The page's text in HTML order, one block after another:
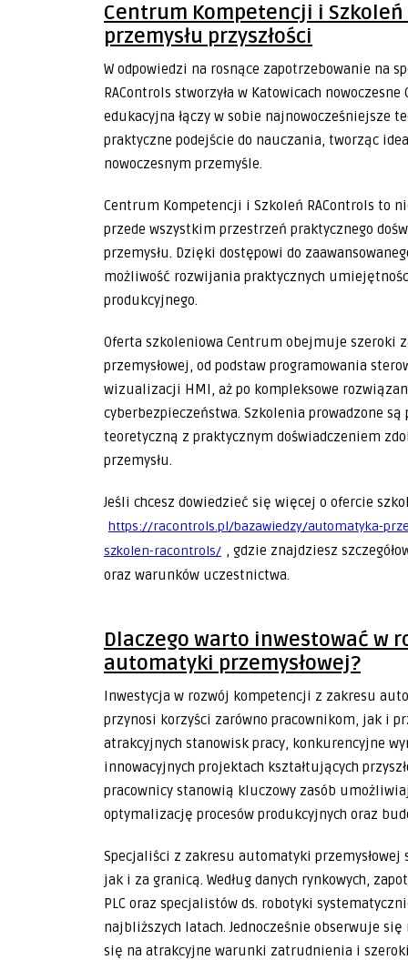
Centrum Kompetencji i
przemysłu przyszłości
W odpowiedzi na rosnące zapotrzebowanie na
RAControls stworzyła w Katowicach
edukacyjna łączy w sobie najnowocześniejsze
praktyczne podejście do nauczania, tworząc
nowoczesnym przemyśle.
Centrum Kompetencji i Szkoleń RAControls to
przede wszystkim przestrzeń praktycznego
przemysłu. Dzięki dostępowi do
możliwość rozwijania praktycznych
produkcyjnego.
Oferta szkoleniowa Centrum obejmuje
przemysłowej, od podstaw programowania
wizualizacji HMI, aż po kompleksowe
cyberbezpieczeństwa. Szkolenia prowadzone
teoretyczną z praktycznym doświadczeniem
przemysłu.
Jeśli chcesz dowiedzieć się więcej o ofercie
https://racontrols.pl/bazawiedzy/automatyka-
szkolen-racontrols/ , gdzie znajdziesz
oraz warunków uczestnictwa.
Dlaczego warto inwestować w
automatyki przemysłowej?
Inwestycja w rozwój kompetencji z zakresu
przynosi korzyści zarówno pracownikom, jak i
atrakcyjnych stanowisk pracy, konkurencyjne
innowacyjnych projektach kształtujących
pracownicy stanowią kluczowy zasób
optymalizację procesów produkcyjnych oraz
Specjaliści z zakresu automatyki przemysłowej
jak i za granicą. Według danych rynkowych,
PLC oraz specjalistów ds. robotyki
najbliższych latach. Jednocześnie obserwuje
się na atrakcyjne warunki zatrudnienia i